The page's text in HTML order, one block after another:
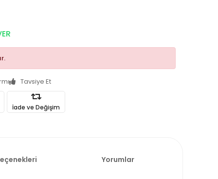
Tavsiye Et
İade ve Değişim
Yorumlar